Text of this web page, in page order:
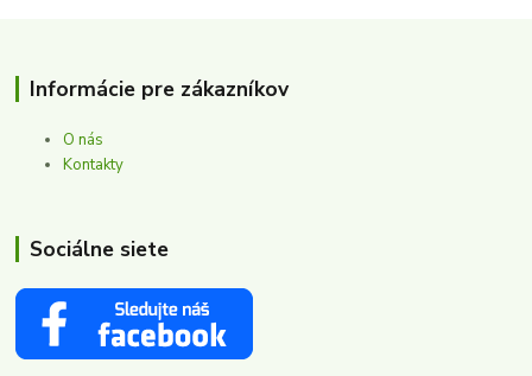
Informácie pre zákazníkov
O nás
Kontakty
Sociálne siete